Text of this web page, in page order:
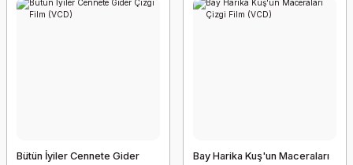
Bütün İyiler Cennete Gider
Bay Harika Kuş'un Maceraları